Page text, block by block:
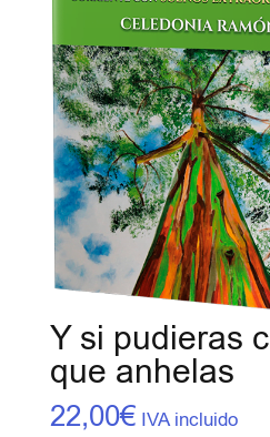
Y si pudieras
que anhelas
22,00€ IVA incluido